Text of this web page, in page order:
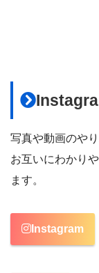
写真や動画のや
お互いにわかり
ます。
Instagram